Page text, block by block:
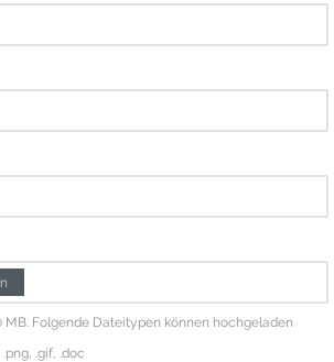
MB. Folgende Dateitypen können hochgeladen
.gif, .doc